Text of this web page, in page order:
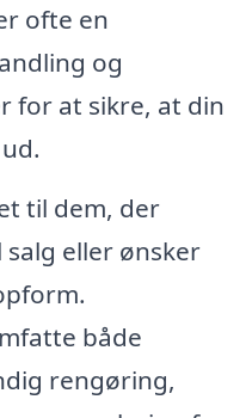
ofte en
og
for at sikre, at din
til dem, der
eller ønsker
både
rengøring,